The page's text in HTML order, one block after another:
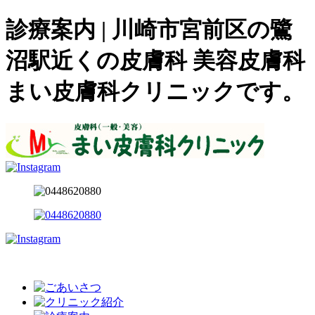
診療案内 | 川崎市宮前区の鷺
沼駅近くの皮膚科 美容皮膚科
まい皮膚科クリニックです。